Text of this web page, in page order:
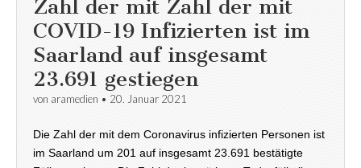
Zahl der mit Zahl der mit
COVID-19 Infizierten ist im
Saarland auf insgesamt
23.691 gestiegen
von aramedien • 20. Januar 2021
Die Zahl der mit dem Coronavirus infizierten Personen ist
im Saarland um 201 auf insgesamt 23.691 bestätigte